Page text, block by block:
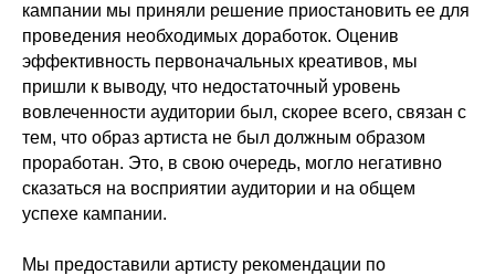
кампании мы приняли решение приостановить ее для
проведения необходимых доработок. Оценив
эффективность первоначальных креативов, мы
пришли к выводу, что недостаточный уровень
вовлеченности аудитории был, скорее всего, связан с
тем, что образ артиста не был должным образом
проработан. Это, в свою очередь, могло негативно
сказаться на восприятии аудитории и на общем
успехе кампании.
Мы предоставили артисту рекомендации по